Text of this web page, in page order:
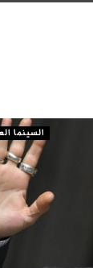
السينما